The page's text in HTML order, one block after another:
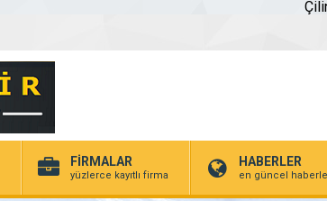
FİRMALAR
yüzlerce kayıtlı firma
HABERLER
en güncel